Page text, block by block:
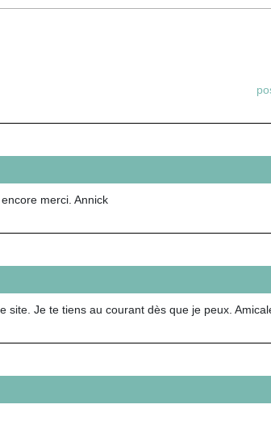
merci. Annick
Je te tiens au courant dès que je peux.